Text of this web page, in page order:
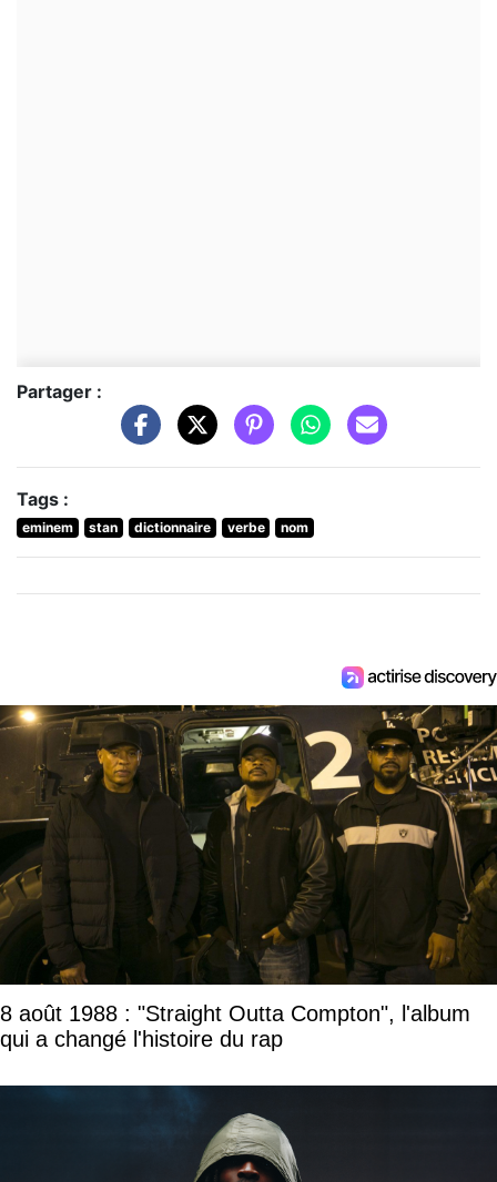
Partager :
Tags :
eminem stan dictionnaire verbe nom
8 août 1988 : "Straight Outta Compton", l'album
qui a changé l'histoire du rap